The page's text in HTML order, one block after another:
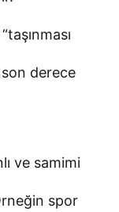
son derece
ve samimi
spor